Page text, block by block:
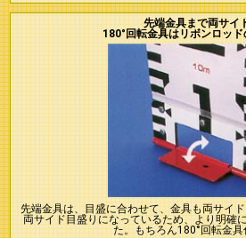
先端金具まで両サイ
180°回転金具はリボンロッ
先端金具は、目盛に合わせて、金具も両サイ
両サイド目盛りになっているため、より明確
た。もちろん180°回転金